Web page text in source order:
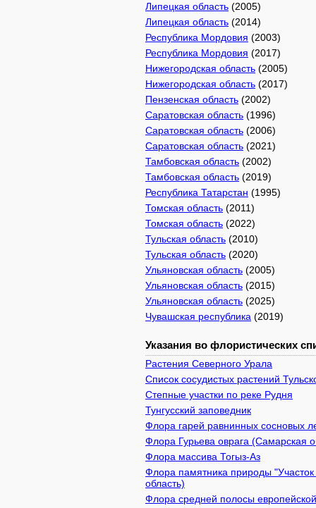
Липецкая область (2005)
Липецкая область (2014)
Республика Мордовия (2003)
Республика Мордовия (2017)
Нижегородская область (2005)
Нижегородская область (2017)
Пензенская область (2002)
Саратовская область (1996)
Саратовская область (2006)
Саратовская область (2021)
Тамбовская область (2002)
Тамбовская область (2019)
Республика Татарстан (1995)
Томская область (2011)
Томская область (2022)
Тульская область (2010)
Тульская область (2020)
Ульяновская область (2005)
Ульяновская область (2015)
Ульяновская область (2025)
Чувашская республика (2019)
Указания во флористических
Растения Северного Урала
Список сосудистых растений
Степные участки по реке Рудня
Тунгусский заповедник
Флора гарей равнинных сосновых
Флора Гурьева оврага (Самарская
Флора массива Тогыз-Аз
Флора памятника природы
область)
Флора средней полосы